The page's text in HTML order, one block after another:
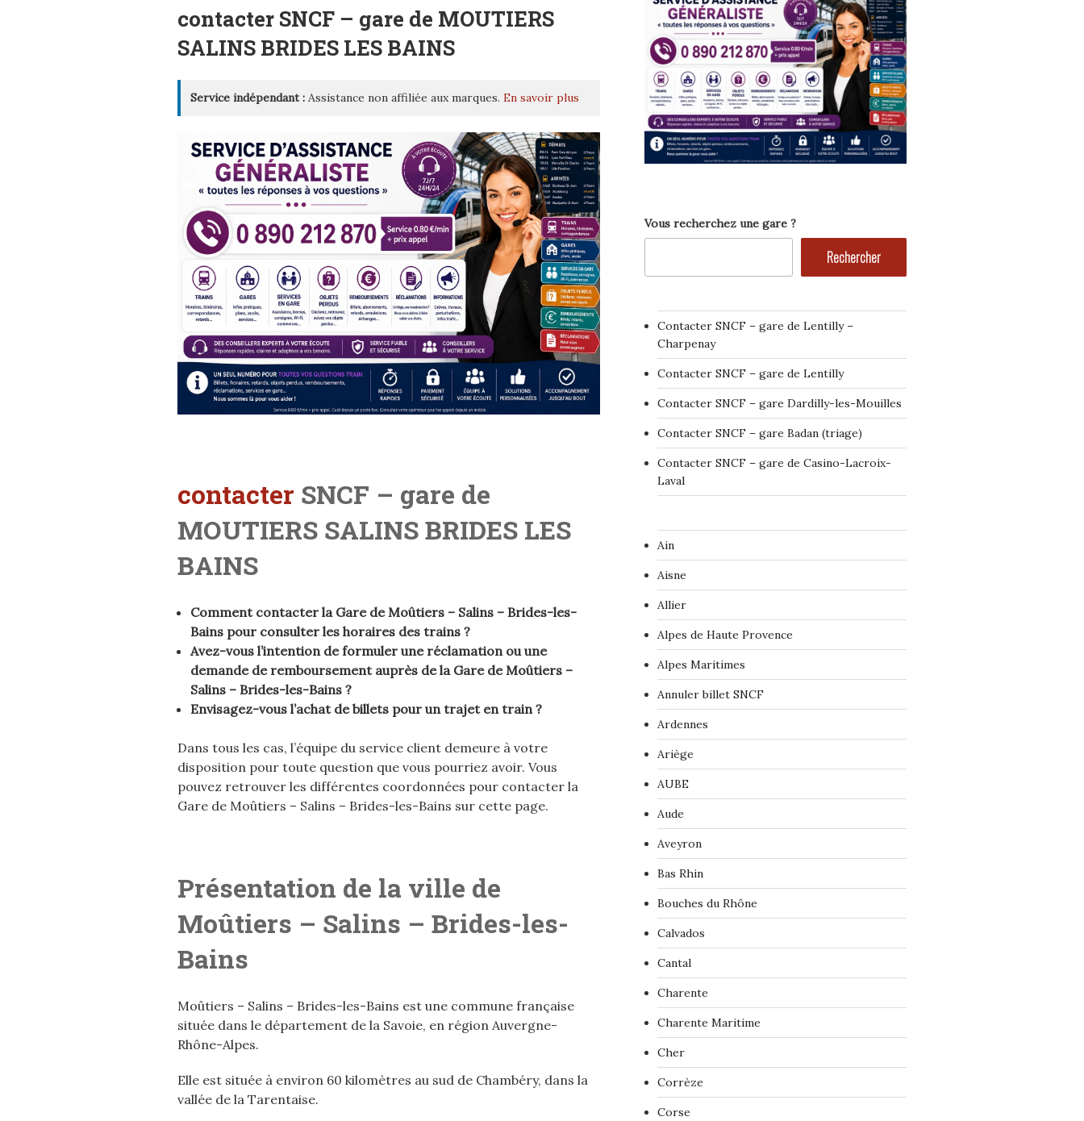
contacter SNCF – gare de MOUTIERS
SALINS BRIDES LES BAINS
Service indépendant : Assistance non affiliée aux marques. En savoir plus
contacter SNCF – gare de
MOUTIERS SALINS BRIDES LES
BAINS
Comment contacter la Gare de Moûtiers – Salins – Brides-les-
Bains pour consulter les horaires des trains ?
Avez-vous l’intention de formuler une réclamation ou une
demande de remboursement auprès de la Gare de Moûtiers –
Salins – Brides-les-Bains ?
Envisagez-vous l’achat de billets pour un trajet en train ?
Dans tous les cas, l’équipe du service client demeure à votre
disposition pour toute question que vous pourriez avoir. Vous
pouvez retrouver les différentes coordonnées pour contacter la
Gare de Moûtiers – Salins – Brides-les-Bains sur cette page.
Présentation de la ville de
Moûtiers – Salins – Brides-les-
Bains
Moûtiers – Salins – Brides-les-Bains est une commune française
située dans le département de la Savoie, en région Auvergne-
Rhône-Alpes.
Elle est située à environ 60 kilomètres au sud de Chambéry, dans la
vallée de la Tarentaise.
Vous recherchez une gare ?
Rechercher
Contacter SNCF – gare de Lentilly –
Charpenay
Contacter SNCF – gare de Lentilly
Contacter SNCF – gare Dardilly-les-Mouilles
Contacter SNCF – gare Badan (triage)
Contacter SNCF – gare de Casino-Lacroix-
Laval
Ain
Aisne
Allier
Alpes de Haute Provence
Alpes Maritimes
Annuler billet SNCF
Ardennes
Ariège
AUBE
Aude
Aveyron
Bas Rhin
Bouches du Rhône
Calvados
Cantal
Charente
Charente Maritime
Cher
Corrèze
Corse